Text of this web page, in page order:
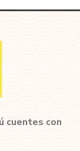
cuentes con